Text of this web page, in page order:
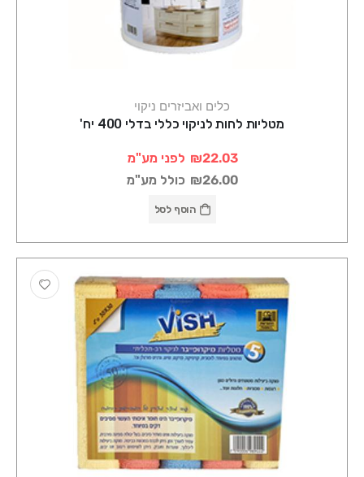
כלים ואביזרים ניקוי
מטליות לחות לניקוי כללי בדלי 400 יח'
₪22.03 לפני מע"מ
₪26.00 כולל מע"מ
הוסף לסל